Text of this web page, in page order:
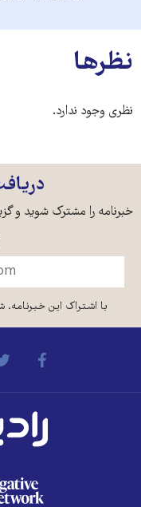
نظرها
نظری وجود ندارد.
خبرنامه را مشترک شوید و
با اشتراک این